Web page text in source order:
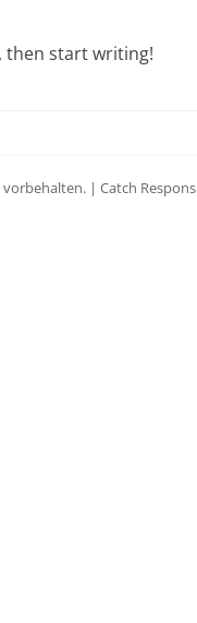
then start writing!
vorbehalten. | Catch